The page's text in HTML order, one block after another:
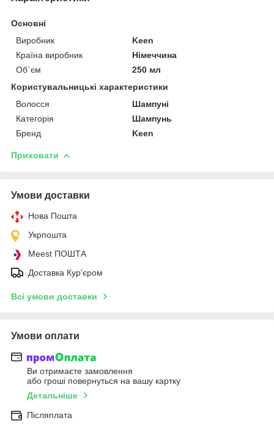
Основні
Виробник
Keen
Країна виробник
Німеччина
Об`єм
250 мл
Користувальницькі характеристики
Волосся
Шампуні
Категорія
Шампунь
Бренд
Keen
Приховати
Умови доставки
Нова Пошта
Укрпошта
Meest ПОШТА
Доставка Кур'єром
Всі умови доставки
Умови оплати
Ви отримаєте замовлення
або гроші повернуться на вашу картку
Детальніше
Післяплата